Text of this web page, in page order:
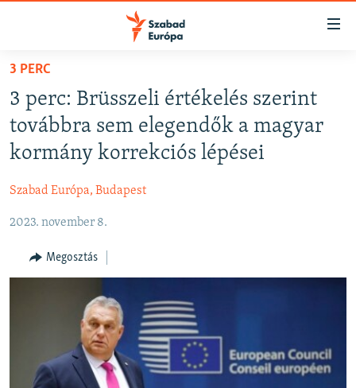
Akadálymentes
Ugrás
fő
oldalra
Ugrás
tartalomjegyzékre
AKTUÁLIS
PODCASTOK
ELEMZŐ
NER15
SZABADON
DEMOKRÁCIA
A PÉNZ NYOMÁBAN
EURÓPAI UNIÓ
3 PERC
3 perc: Brüsszeli értékelés szerint
továbbra sem elegendők a magyar
kormány korrekciós lépései
Szabad Európa, Budapest
2023. november 8.
Megosztás